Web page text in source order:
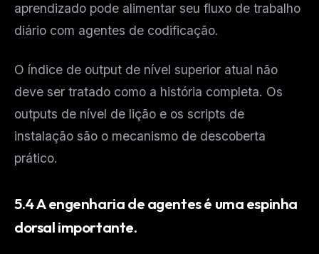
aprendizado pode alimentar seu fluxo de trabalho
diário com agentes de codificação.
O índice de output de nível superior atual não
deve ser tratado como a história completa. Os
outputs de nível de lição e os scripts de
instalação são o mecanismo de descoberta
prático.
5.4 A engenharia de agentes é uma espinha
dorsal importante.